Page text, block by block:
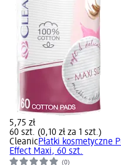
5,75 zł
60 szt. (0,10 zł za 1 szt.)
CleanicPłatki kosmetyczne
Effect Maxi, 60 szt.
(0)